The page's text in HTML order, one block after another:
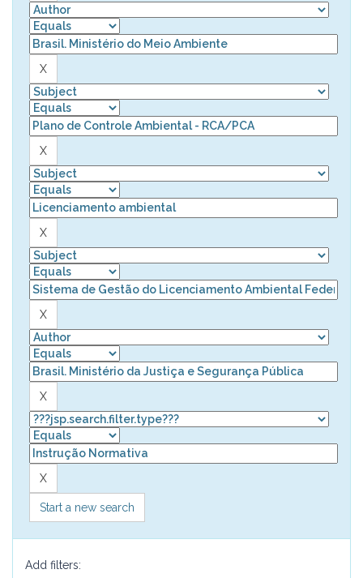
Start a new search
Add filters: